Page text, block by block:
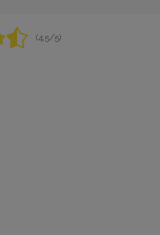
(4,5/5)